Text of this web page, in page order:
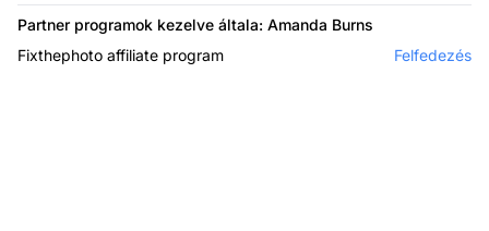
Partner programok kezelve általa: Amanda Burns
Fixthephoto affiliate program
Felfedezés